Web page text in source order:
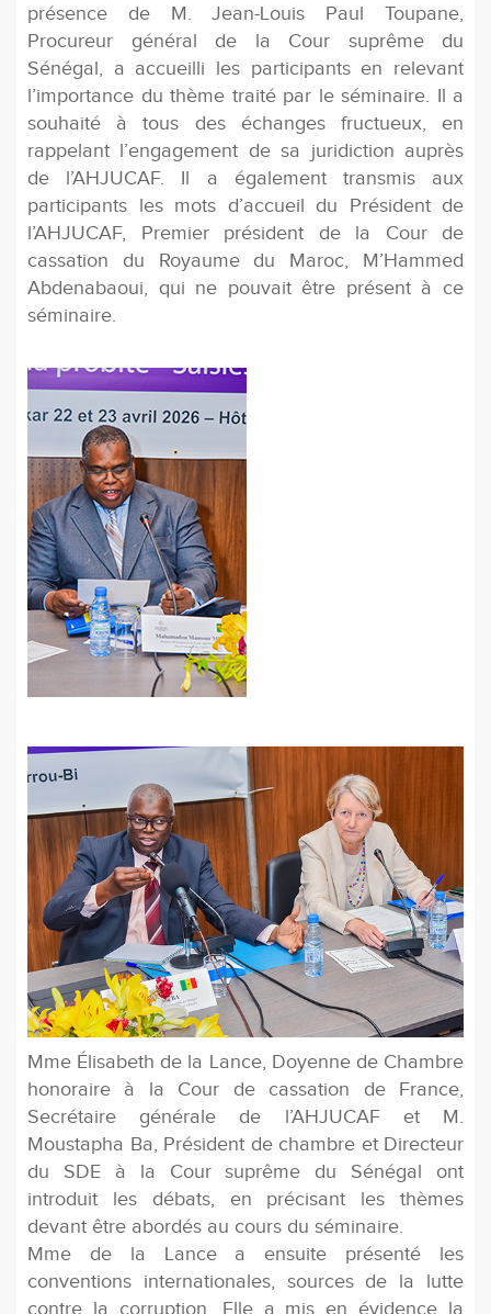
présence de M. Jean-Louis Paul Toupane,
Procureur général de la Cour suprême du
Sénégal, a accueilli les participants en relevant
l’importance du thème traité par le séminaire. Il a
souhaité à tous des échanges fructueux, en
rappelant l’engagement de sa juridiction auprès
de l’AHJUCAF. Il a également transmis aux
participants les mots d’accueil du Président de
l’AHJUCAF, Premier président de la Cour de
cassation du Royaume du Maroc, M’Hammed
Abdenabaoui, qui ne pouvait être présent à ce
séminaire.
Mme Élisabeth de la Lance, Doyenne de Chambre
honoraire à la Cour de cassation de France,
Secrétaire générale de l’AHJUCAF et M.
Moustapha Ba, Président de chambre et Directeur
du SDE à la Cour suprême du Sénégal ont
introduit les débats, en précisant les thèmes
devant être abordés au cours du séminaire.
Mme de la Lance a ensuite présenté les
conventions internationales, sources de la lutte